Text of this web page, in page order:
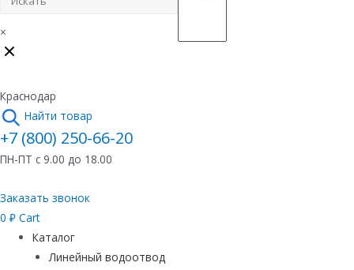
×
Краснодар
Найти товар
+7 (800) 250-66-20
ПН-ПТ с 9.00 до 18.00
Заказать звонок
0 ₽ Cart
Каталог
Линейный водоотвод